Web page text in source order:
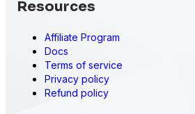
Resources
Affiliate Program
Docs
Terms of service
Privacy policy
Refund policy